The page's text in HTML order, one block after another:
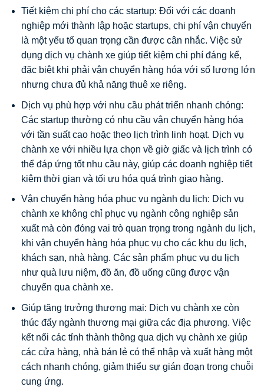
Tiết kiệm chi phí cho các startup: Đối với các doanh
nghiệp mới thành lập hoặc startups, chi phí vận chuyển
là một yếu tố quan trọng cần được cân nhắc. Việc sử
dụng dịch vụ chành xe giúp tiết kiệm chi phí đáng kể,
đặc biệt khi phải vận chuyển hàng hóa với số lượng lớn
nhưng chưa đủ khả năng thuê xe riêng.
Dịch vụ phù hợp với nhu cầu phát triển nhanh chóng:
Các startup thường có nhu cầu vận chuyển hàng hóa
với tần suất cao hoặc theo lịch trình linh hoạt. Dịch vụ
chành xe với nhiều lựa chọn về giờ giấc và lịch trình có
thể đáp ứng tốt nhu cầu này, giúp các doanh nghiệp tiết
kiệm thời gian và tối ưu hóa quá trình giao hàng.
Vận chuyển hàng hóa phục vụ ngành du lịch: Dịch vụ
chành xe không chỉ phục vụ ngành công nghiệp sản
xuất mà còn đóng vai trò quan trọng trong ngành du lịch,
khi vận chuyển hàng hóa phục vụ cho các khu du lịch,
khách sạn, nhà hàng. Các sản phẩm phục vụ du lịch
như quà lưu niệm, đồ ăn, đồ uống cũng được vận
chuyển qua chành xe.
Giúp tăng trưởng thương mại: Dịch vụ chành xe còn
thúc đẩy ngành thương mại giữa các địa phương. Việc
kết nối các tỉnh thành thông qua dịch vụ chành xe giúp
các cửa hàng, nhà bán lẻ có thể nhập và xuất hàng một
cách nhanh chóng, giảm thiểu sự gián đoạn trong chuỗi
cung ứng.